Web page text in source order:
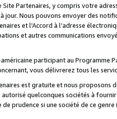
Site Partenaires, y compris votre
jour. Nous pouvons envoyer des
et l'Accord à l’adresse
et autres communications
participant au
vous délivrerez tous les
est gratuite et nous proposons
quelconques sociétés à
prudence si une société de ce